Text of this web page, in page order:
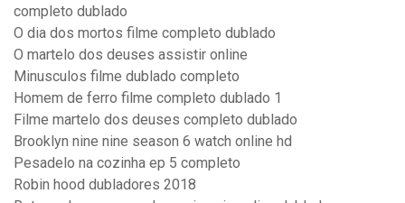
completo dublado
O dia dos mortos filme completo dublado
O martelo dos deuses assistir online
Minusculos filme dublado completo
Homem de ferro filme completo dublado 1
Filme martelo dos deuses completo dublado
Brooklyn nine nine season 6 watch online hd
Pesadelo na cozinha ep 5 completo
Robin hood dubladores 2018